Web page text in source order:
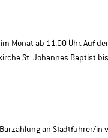
Monat ab 11.00 Uhr. Auf
St. Johannes Baptist
an Stadtführer/in